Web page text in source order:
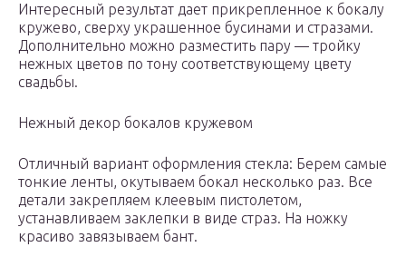
Интересный результат дает прикрепленное к бокалу
кружево, сверху украшенное бусинами и стразами.
Дополнительно можно разместить пару — тройку
нежных цветов по тону соответствующему цвету
свадьбы.
Нежный декор бокалов кружевом
Отличный вариант оформления стекла: Берем самые
тонкие ленты, окутываем бокал несколько раз. Все
детали закрепляем клеевым пистолетом,
устанавливаем заклепки в виде страз. На ножку
красиво завязываем бант.